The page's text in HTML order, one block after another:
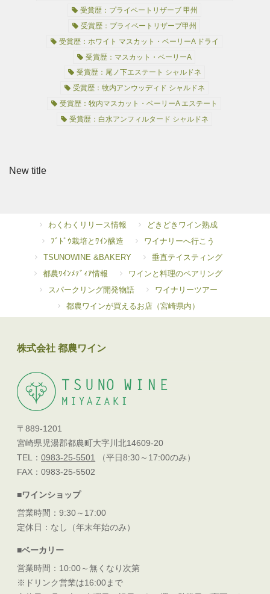
受賞歴：プライベートリザーブ 甲州
受賞歴：プライベートリザーブ甲州
受賞歴：ホワイト マスカット・ベーリーA ドライ
受賞歴：マスカット・ベーリーA
受賞歴：尾ノ下エステート シャルドネ
受賞歴：牧内アンウッディド シャルドネ
受賞歴：牧内マスカット・ベーリーA エステート
受賞歴：白水アンフィルタード シャルドネ
New title
わくわくリリース情報
どきどきワイン熟成
ﾌﾞﾄﾞｳ栽培とﾜｲﾝ醸造
ワイナリーへ行こう
TSUNOWINE &BAKERY
垂直テイスティング
都農ﾜｲﾝﾒﾃﾞｨｱ情報
ワインと料理のペアリング
スパークリング開発物語
ワイナリーツアー
都農ワインが買えるお店（宮崎県内）
株式会社 都農ワイン
〒889-1201
宮崎県児湯郡都農町大字川北14609-20
TEL：0983-25-5501
（平日8:30～17:00のみ）
FAX：0983-25-5502
■ワインショップ
営業時間：9:30～17:00
定休日：なし（年末年始のみ）
■ベーカリー
営業時間：10:00～無くなり次第
※ドリンク営業は16:00まで